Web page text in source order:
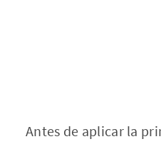
Antes de aplicar la